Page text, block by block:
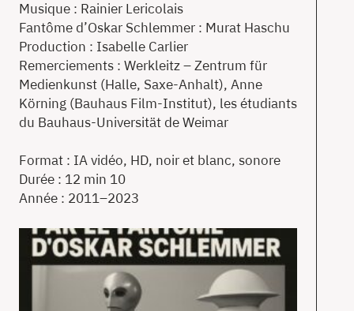
Musique : Rainier Lericolais
Fantôme d’Oskar Schlemmer : Murat Haschu
Production : Isabelle Carlier
Remerciements : Werkleitz – Zentrum für
Medienkunst (Halle, Saxe-Anhalt), Anne
Körning (Bauhaus Film-Institut), les étudiants
du Bauhaus-Universität de Weimar
Format : IA vidéo, HD, noir et blanc, sonore
Durée : 12 min 10
Année : 2011–2023